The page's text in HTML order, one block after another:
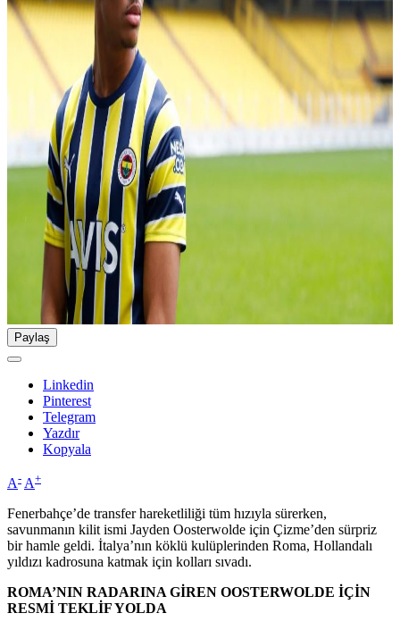
Paylaş
Linkedin
Pinterest
Telegram
Yazdır
Kopyala
A- A+
Fenerbahçe’de transfer hareketliliği tüm hızıyla sürerken,
savunmanın kilit ismi Jayden Oosterwolde için Çizme’den sürpriz
bir hamle geldi. İtalya’nın köklü kulüplerinden Roma, Hollandalı
yıldızı kadrosuna katmak için kolları sıvadı.
ROMA’NIN RADARINA GİREN OOSTERWOLDE İÇİN
RESMİ TEKLİF YOLDA